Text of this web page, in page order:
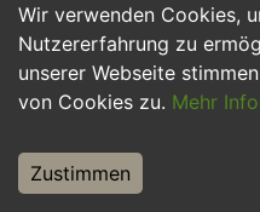
Wir verwenden Cookies,
Nutzererfahrung zu
unserer Webseite
von Cookies zu. Mehr
Zustimmen
Personalwesen
Hilfskräfte, Aushilfs-
Weiterbildung, Studium,